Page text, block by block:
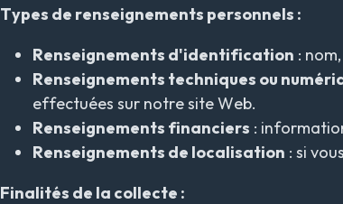
Types de renseignements personnels :
Renseignements d'identification :
Renseignements techniques ou
effectuées sur notre site Web.
Renseignements financiers :
Renseignements de localisation : si
Finalités de la collecte :